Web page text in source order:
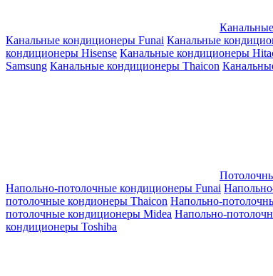
Канальные кондиционеры Funai Канальные
кондиционеры Hisense Канальные кондиционеры
Samsung Канальные кондиционеры Thaicon
Напольно-потолочные кондиционеры Funai
потолочные кондионеры Thaicon Напольно-
потолочные кондиционеры Midea Напольно-
кондиционеры Toshiba